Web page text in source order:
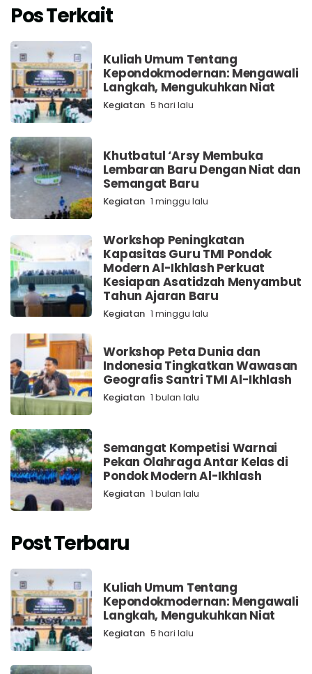
Pos Terkait
Kuliah Umum Tentang
Kepondokmodernan: Mengawali
Langkah, Mengukuhkan Niat
Kegiatan 5 hari lalu
Khutbatul ‘Arsy Membuka
Lembaran Baru Dengan Niat dan
Semangat Baru
Kegiatan 1 minggu lalu
Workshop Peningkatan
Kapasitas Guru TMI Pondok
Modern Al-Ikhlash Perkuat
Kesiapan Asatidzah Menyambut
Tahun Ajaran Baru
Kegiatan 1 minggu lalu
Workshop Peta Dunia dan
Indonesia Tingkatkan Wawasan
Geografis Santri TMI Al-Ikhlash
Kegiatan 1 bulan lalu
Semangat Kompetisi Warnai
Pekan Olahraga Antar Kelas di
Pondok Modern Al-Ikhlash
Kegiatan 1 bulan lalu
Post Terbaru
Kuliah Umum Tentang
Kepondokmodernan: Mengawali
Langkah, Mengukuhkan Niat
Kegiatan 5 hari lalu